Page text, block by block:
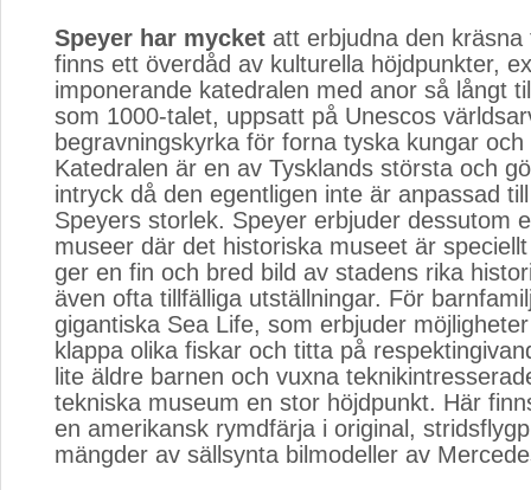
Speyer har mycket att erbjudna den
finns ett överdåd av kulturella höjdpunkter,
imponerande katedralen med anor så långt
som 1000-talet, uppsatt på Unescos
begravningskyrka för forna tyska kungar
Katedralen är en av Tysklands största och
intryck då den egentligen inte är anpassad
Speyers storlek. Speyer erbjuder dessutom
museer där det historiska museet är
ger en fin och bred bild av stadens rika
även ofta tillfälliga utställningar. För
gigantiska Sea Life, som erbjuder
klappa olika fiskar och titta på
lite äldre barnen och vuxna
tekniska museum en stor höjdpunkt. Här
en amerikansk rymdfärja i original,
mängder av sällsynta bilmodeller av